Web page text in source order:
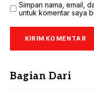
Simpan nama, email,
untuk komentar saya
Bagian Dari